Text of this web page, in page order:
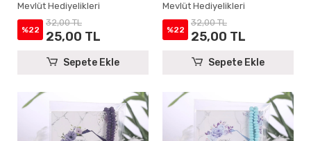
Tesbih - Mevlüt
Hediyelikleri
Mevlüt Hediyelikleri
%22
32,00 TL
25,00 TL
Sepete Ekle
Tesbih - Mevlüt
Hediyelikleri
Mevlüt Hediyelikleri
%22
32,00 TL
25,00 TL
Sepete Ekle